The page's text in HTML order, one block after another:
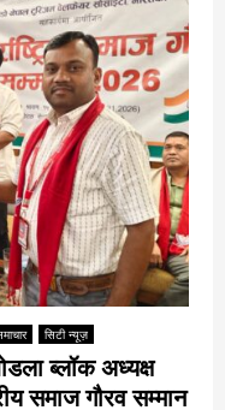
सिटी न्यूज़
ब्लॉक अध्यक्ष
समाज गौरव सम्मान